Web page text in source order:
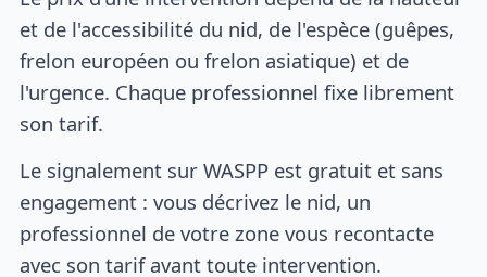
et de l'accessibilité du nid, de l'espèce (guêpes,
frelon européen ou frelon asiatique) et de
l'urgence. Chaque professionnel fixe librement
son tarif.
Le signalement sur WASPP est gratuit et sans
engagement : vous décrivez le nid, un
professionnel de votre zone vous recontacte
avec son tarif avant toute intervention.